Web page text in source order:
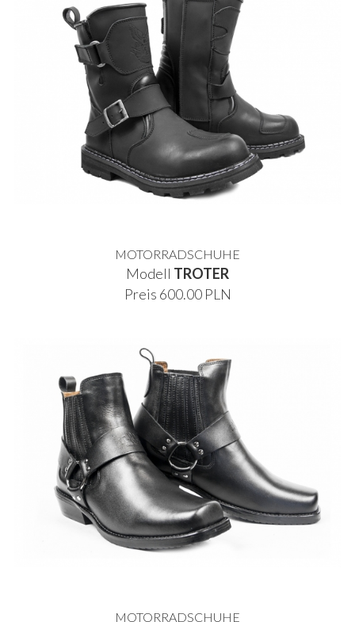
MOTORRADSCHUHE
Modell TROTER
Preis 600.00 PLN
MOTORRADSCHUHE